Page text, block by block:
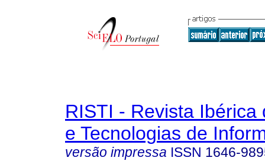
RISTI - Revista Ibérica
e Tecnologias de
versão impressa ISSN 1646-